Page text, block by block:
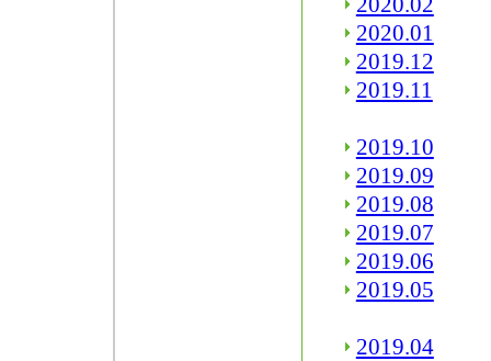
2020.01
2019.12
2019.11
2019.10
2019.09
2019.08
2019.07
2019.06
2019.05
2019.04